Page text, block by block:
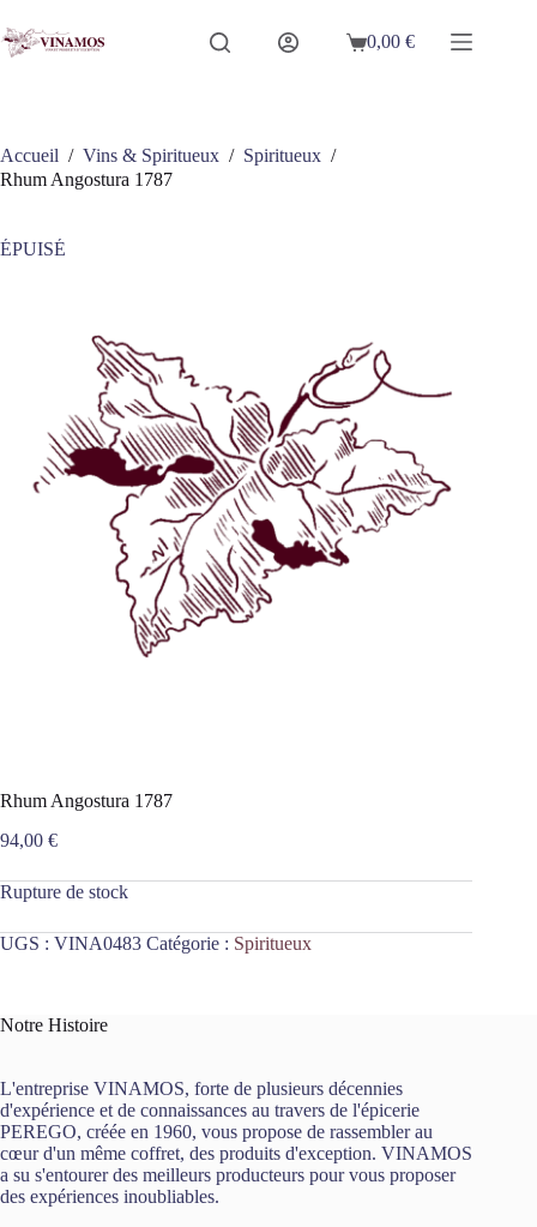
au
contenu
Panier
0,00€
Accueil / Vins & Spiritueux / Spiritueux /
Rhum Angostura 1787
ÉPUISÉ
Rhum Angostura 1787
94,00 €
Rupture de stock
UGS : VINA0483 Catégorie : Spiritueux
Notre Histoire
L'entreprise VINAMOS, forte de plusieurs décennies
d'expérience et de connaissances au travers de l'épicerie
PEREGO, créée en 1960, vous propose de rassembler au
cœur d'un même coffret, des produits d'exception. VINAMOS
a su s'entourer des meilleurs producteurs pour vous proposer
des expériences inoubliables.